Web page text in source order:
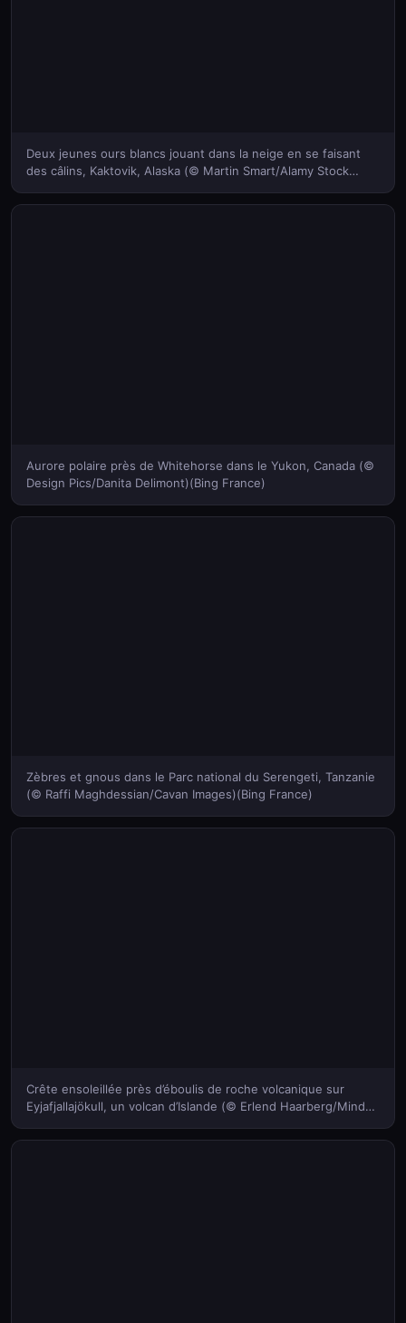
Deux jeunes ours blancs jouant dans la neige en se faisant
des câlins, Kaktovik, Alaska (© Martin Smart/Alamy Stock
Aurore polaire près de Whitehorse dans le Yukon, Canada (©
Design Pics/Danita Delimont)(Bing France)
Zèbres et gnous dans le Parc national du Serengeti, Tanzanie
(© Raffi Maghdessian/Cavan Images)(Bing France)
Crête ensoleillée près d’éboulis de roche volcanique sur
Eyjafjallajökull, un volcan d’Islande (© Erlend Haarberg/Minden